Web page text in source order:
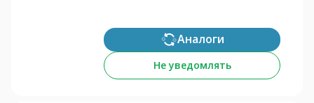
Аналоги
Не уведомлять